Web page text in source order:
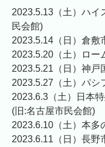
2023.5.13（土）ハイ
民会館)
2023.5.14（日）倉敷
2023.5.20（土）ロー
2023.5.21（日）神戸
2023.5.27（土）パシ
2023.6.3（土）日本
(旧:名古屋市民会館)
2023.6.10（土）本多
2023.6.11（日）長野